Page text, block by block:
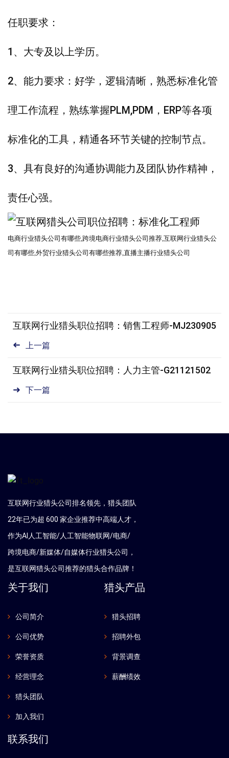
任职要求：
1、大专及以上学历。
2、能力要求：好学，逻辑清晰，熟悉标准化管
理工作流程，熟练掌握PLM,PDM，ERP等各项
标准化的工具，精通各环节关键的控制节点。
3、具有良好的沟通协调能力及团队协作精神，
责任心强。
电商行业猎头公司有哪些,跨境电商行业猎头公司 推荐,互联网行业猎头公
司 有哪些,外贸行业猎头公司 有哪些推荐,直播主播行业猎头公司
上一篇
互联网行业猎头职位招聘：销售工程师-MJ230905
下一篇
互联网行业猎头职位招聘：人力主管-G21121502
互联网行业猎头公司排名领先，猎头团队
22年已为超 600 家企业推荐中高端人才，
作为AI人工智能/人工智能物联网/电商/
跨境电商/新媒体/自媒体行业猎头公司，
是互联网猎头公司推荐的猎头合作品牌！
关于我们
公司简介
公司优势
荣誉资质
经营理念
猎头团队
加入我们
猎头产品
猎头招聘
招聘外包
背景调查
薪酬绩效
联系我们